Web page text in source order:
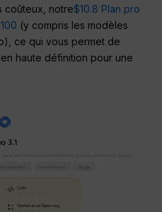
coûteux, notre$10.8 Plan pro
(y compris les modèles
ce qui vous permet de
haute définition pour une